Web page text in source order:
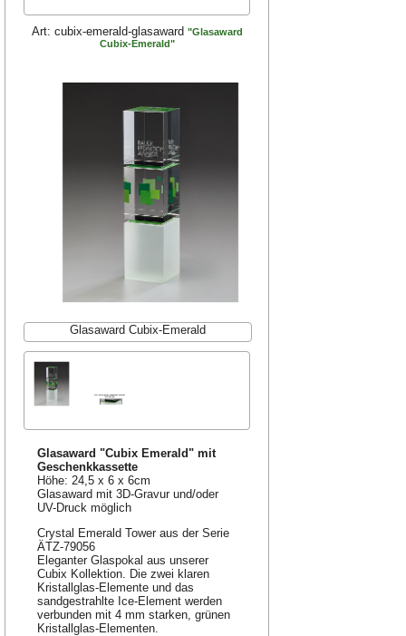
Art: cubix-emerald-glasaward "Glasaward
Cubix-Emerald"
Glasaward Cubix-Emerald
Glasaward "Cubix Emerald" mit
Geschenkkassette
Höhe: 24,5 x 6 x 6cm
Glasaward mit 3D-Gravur und/oder
UV-Druck möglich
Crystal Emerald Tower aus der Serie
ÄTZ-79056
Eleganter Glaspokal aus unserer
Cubix Kollektion. Die zwei klaren
Kristallglas-Elemente und das
sandgestrahlte Ice-Element werden
verbunden mit 4 mm starken, grünen
Kristallglas-Elementen.